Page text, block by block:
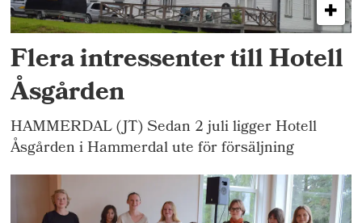
mikroorganismer finns i vattnet visar inte
på någon akut hälsorisk, även om risken för
vattenburen smitta inte helt kan uteslutas.
Denna parameter är särskilt intressant för
att kunna följa förändringar i
vattenkvaliteten.
Källa:SGU, Sveriges Geologiska
Undersökning.
Flera intressenter till Hotell
Åsgården
HAMMERDAL (JT) Sedan 2 juli ligger Hotell
Åsgården i Hammerdal ute för försäljning